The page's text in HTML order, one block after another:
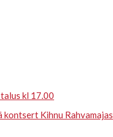
kl 17.00
kontsert Kihnu Rahvamajas